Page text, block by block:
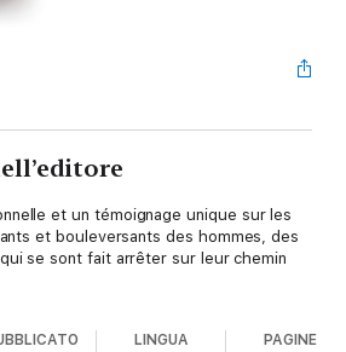
et un témoignage unique sur les
et bouleversants des hommes, des
se sont fait arrêter sur leur chemin
LINGUA PAGINE